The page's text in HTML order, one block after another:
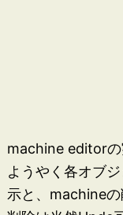
machine editorの
ようやく各オブ
示と、machineの